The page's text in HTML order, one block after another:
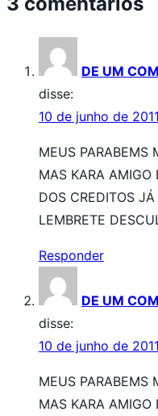
DE UM
disse:
10 de junho de
MEUS PARABEMS
MAS KARA AMIGO
DOS CREDITOS
LEMBRETE
Responder
DE UM
disse:
10 de junho de
MEUS PARABEMS
MAS KARA AMIGO